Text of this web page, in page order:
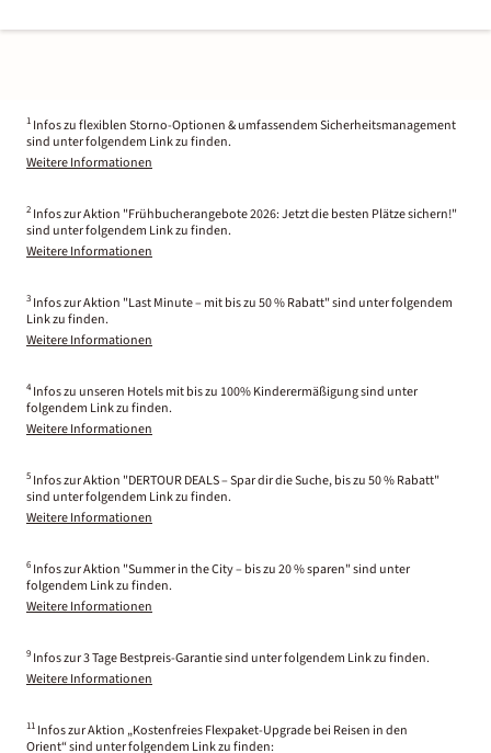
1 Infos zu flexiblen Storno-Optionen & umfassendem Sicherheitsmanagement
sind unter folgendem Link zu finden.
Weitere Informationen
2 Infos zur Aktion "Frühbucherangebote 2026: Jetzt die besten Plätze sichern!"
sind unter folgendem Link zu finden.
Weitere Informationen
3 Infos zur Aktion "Last Minute – mit bis zu 50 % Rabatt" sind unter folgendem
Link zu finden.
Weitere Informationen
4 Infos zu unseren Hotels mit bis zu 100% Kinderermäßigung sind unter
folgendem Link zu finden.
Weitere Informationen
5 Infos zur Aktion "DERTOUR DEALS – Spar dir die Suche, bis zu 50 % Rabatt"
sind unter folgendem Link zu finden.
Weitere Informationen
6 Infos zur Aktion "Summer in the City – bis zu 20 % sparen" sind unter
folgendem Link zu finden.
Weitere Informationen
9 Infos zur 3 Tage Bestpreis-Garantie sind unter folgendem Link zu finden.
Weitere Informationen
11 Infos zur Aktion „Kostenfreies Flexpaket-Upgrade bei Reisen in den
Orient“ sind unter folgendem Link zu finden: